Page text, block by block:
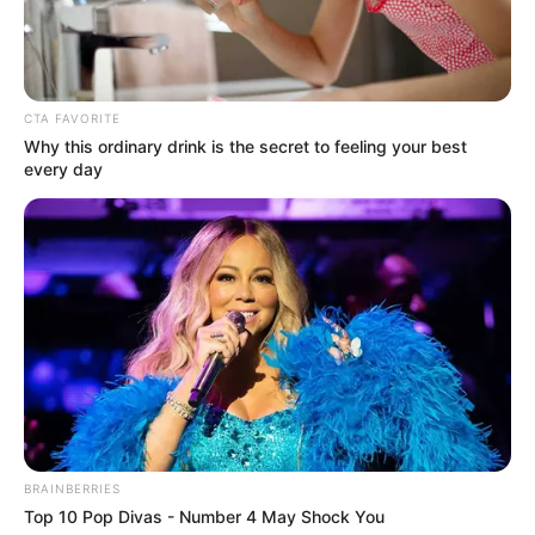
Mute
Baca juga:Biodata, Profil, dan Fakta Dinna Aprillyana
CTA FAVORITE
Why this ordinary drink is the secret to feeling your best
every day
BRAINBERRIES
Top 10 Pop Divas - Number 4 May Shock You